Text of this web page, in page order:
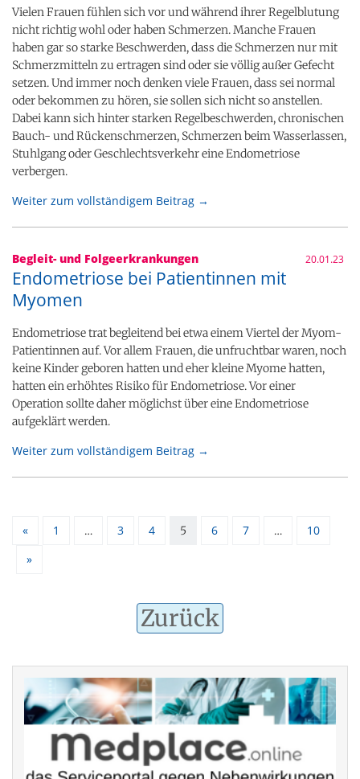
Vielen Frauen fühlen sich vor und während ihrer Regelblutung
nicht richtig wohl oder haben Schmerzen. Manche Frauen
haben gar so starke Beschwerden, dass die Schmerzen nur mit
Schmerzmitteln zu ertragen sind oder sie völlig außer Gefecht
setzen. Und immer noch denken viele Frauen, dass sei normal
oder bekommen zu hören, sie sollen sich nicht so anstellen.
Dabei kann sich hinter starken Regelbeschwerden, chronischen
Bauch- und Rückenschmerzen, Schmerzen beim Wasserlassen,
Stuhlgang oder Geschlechtsverkehr eine Endometriose
verbergen.
Weiter zum vollständigem Beitrag →
Begleit- und Folgeerkrankungen 20.01.23
Endometriose bei Patientinnen mit
Myomen
Endometriose trat begleitend bei etwa einem Viertel der Myom-
Patientinnen auf. Vor allem Frauen, die unfruchtbar waren, noch
keine Kinder geboren hatten und eher kleine Myome hatten,
hatten ein erhöhtes Risiko für Endometriose. Vor einer
Operation sollte daher möglichst über eine Endometriose
aufgeklärt werden.
Weiter zum vollständigem Beitrag →
« 1 … 3 4 5 6 7 …
10
»
Zurück